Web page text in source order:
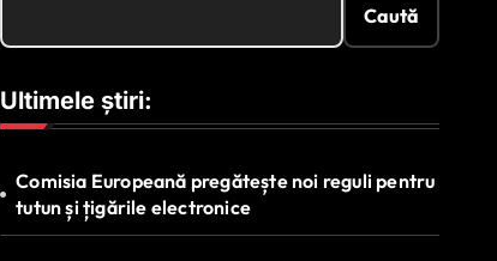
Caută
Ultimele știri:
Comisia Europeană pregătește noi reguli pentru
tutun și țigările electronice